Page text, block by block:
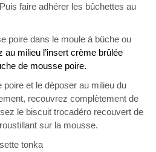
faire adhérer les bûchettes au
poire dans le moule à bûche ou
au milieu l’insert crème brûlée
de mousse poire.
poire et le déposer au milieu du
recouvrez complètement de
le biscuit trocadéro recouvert de
sur la mousse.